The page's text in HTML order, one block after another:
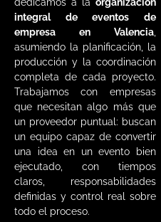
integral de eventos de
empresa en Valencia,
asumiendo la planificación, la
producción y la coordinación
completa de cada proyecto.
Trabajamos con empresas
que necesitan algo más que
un proveedor puntual: buscan
un equipo capaz de convertir
una idea en un evento bien
ejecutado, con tiempos
claros, responsabilidades
definidas y control real sobre
todo el proceso.